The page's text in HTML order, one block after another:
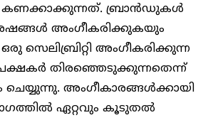
ബ്രാൻഡുകൾ
അംഗീകരിക്കുകയും
സെലിബ്രിറ്റി അംഗീകരിക്കുന്ന
തിരഞ്ഞെടുക്കുന്നതെന്ന്
ചെയ്യുന്നു. അംഗീകാരങ്ങൾക്കായി
ഏറ്റവും കൂടുതൽ